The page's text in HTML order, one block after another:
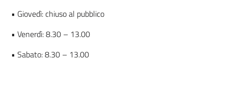
• Giovedì: chiuso al pubblico
• Venerdì: 8.30 – 13.00
• Sabato: 8.30 – 13.00